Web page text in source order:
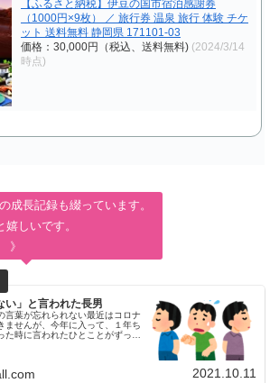
【ふるさと納税】伊豆の国市宿泊感謝券
（1000円×9枚） ／ 旅行券 温泉 旅行 体験 チケ
ット 送料無料 静岡県 171101-03
価格：30,000円（税込、送料無料) (2024/3/14
時点)
成長記録も綴っています。
しいです。
》
い」と言われた長男
葉が忘れられない最近はコロナ
ませんが、今年に入って、１年ち
た時に言われたひとことがずっと
2021.10.11